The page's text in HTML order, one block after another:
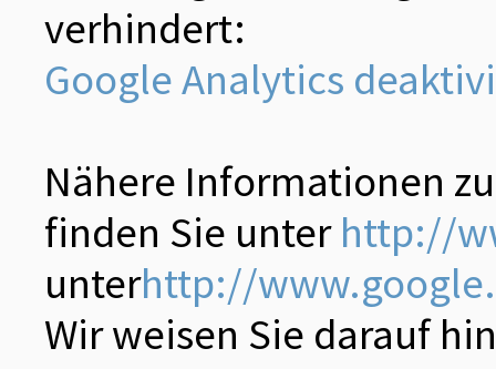
verhindert:
Google Analytics
Nähere Informationen
finden Sie unter http://
unterhttp://
Wir weisen Sie darauf